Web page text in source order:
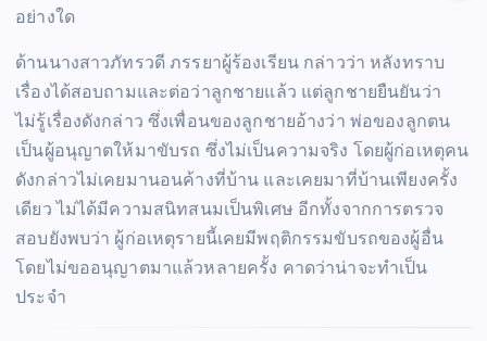
อย่างใด
ด้านนางสาวภัทรวดี ภรรยาผู้ร้องเรียน กล่าวว่า หลังทราบ
เรื่องได้สอบถามและต่อว่าลูกชายแล้ว แต่ลูกชายยืนยันว่า
ไม่รู้เรื่องดังกล่าว ซึ่งเพื่อนของลูกชายอ้างว่า พ่อของลูกตน
เป็นผู้อนุญาตให้มาขับรถ ซึ่งไม่เป็นความจริง โดยผู้ก่อเหตุคน
ดังกล่าวไม่เคยมานอนค้างที่บ้าน และเคยมาที่บ้านเพียงครั้ง
เดียว ไม่ได้มีความสนิทสนมเป็นพิเศษ อีกทั้งจากการตรวจ
สอบยังพบว่า ผู้ก่อเหตุรายนี้เคยมีพฤติกรรมขับรถของผู้อื่น
โดยไม่ขออนุญาตมาแล้วหลายครั้ง คาดว่าน่าจะทำเป็น
ประจำ